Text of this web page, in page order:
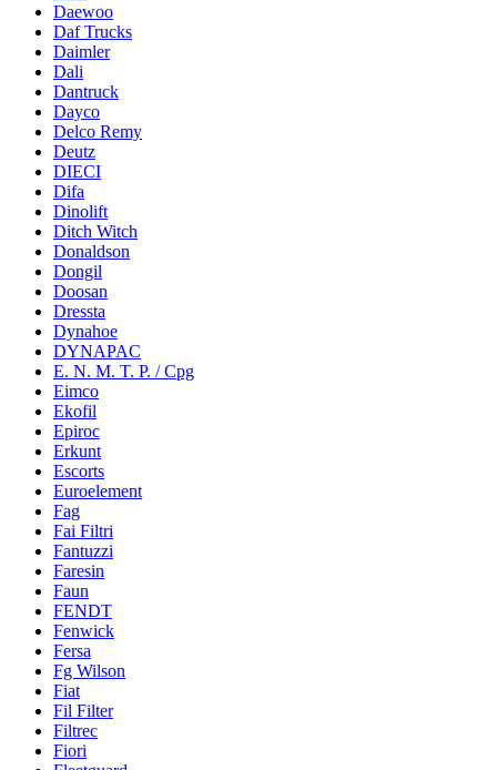
Daewoo
Daf Trucks
Daimler
Dali
Dantruck
Dayco
Delco Remy
Deutz
DIECI
Difa
Dinolift
Ditch Witch
Donaldson
Dongil
Doosan
Dressta
Dynahoe
DYNAPAC
E. N. M. T. P. / Cpg
Eimco
Ekofil
Epiroc
Erkunt
Escorts
Euroelement
Fag
Fai Filtri
Fantuzzi
Faresin
Faun
FENDT
Fenwick
Fersa
Fg Wilson
Fiat
Fil Filter
Filtrec
Fiori